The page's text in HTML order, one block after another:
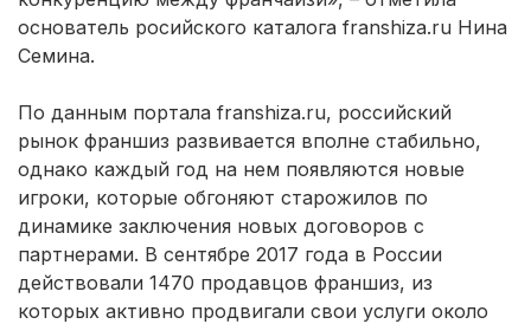
основатель росийского каталога franshiza.ru Нина
Семина.
По данным портала franshiza.ru, российский
рынок франшиз развивается вполне стабильно,
однако каждый год на нем появляются новые
игроки, которые обгоняют старожилов по
динамике заключения новых договоров с
партнерами. В сентябре 2017 года в России
действовали 1470 продавцов франшиз, из
которых активно продвигали свои услуги около